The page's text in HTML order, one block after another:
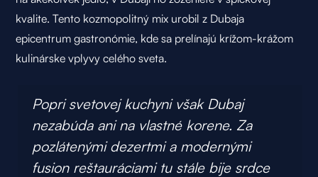
kvalite. Tento kozmopolitný mix urobil z Dubaja
epicentrum gastronómie, kde sa prelínajú krížom-krážom
kulinárske vplyvy celého sveta.
Popri svetovej kuchyni však Dubaj
nezabúda ani na vlastné korene. Za
pozlátenými dezertmi a modernými
fusion reštauráciami tu stále bije srdce